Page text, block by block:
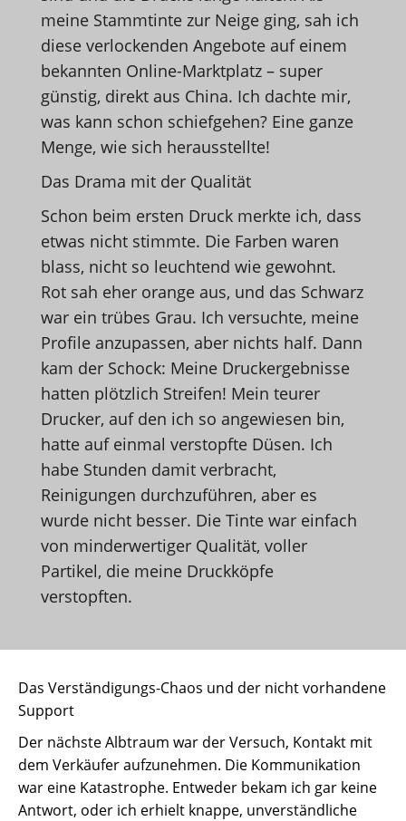
meine Stammtinte zur Neige ging, sah ich
diese verlockenden Angebote auf einem
bekannten Online-Marktplatz – super
günstig, direkt aus China. Ich dachte mir,
was kann schon schiefgehen? Eine ganze
Menge, wie sich herausstellte!
Das Drama mit der Qualität
Schon beim ersten Druck merkte ich, dass
etwas nicht stimmte. Die Farben waren
blass, nicht so leuchtend wie gewohnt.
Rot sah eher orange aus, und das Schwarz
war ein trübes Grau. Ich versuchte, meine
Profile anzupassen, aber nichts half. Dann
kam der Schock: Meine Druckergebnisse
hatten plötzlich Streifen! Mein teurer
Drucker, auf den ich so angewiesen bin,
hatte auf einmal verstopfte Düsen. Ich
habe Stunden damit verbracht,
Reinigungen durchzuführen, aber es
wurde nicht besser. Die Tinte war einfach
von minderwertiger Qualität, voller
Partikel, die meine Druckköpfe
verstopften.
Das Verständigungs-Chaos und der nicht vorhandene
Support
Der nächste Albtraum war der Versuch, Kontakt mit
dem Verkäufer aufzunehmen. Die Kommunikation
war eine Katastrophe. Entweder bekam ich gar keine
Antwort, oder ich erhielt knappe, unverständliche